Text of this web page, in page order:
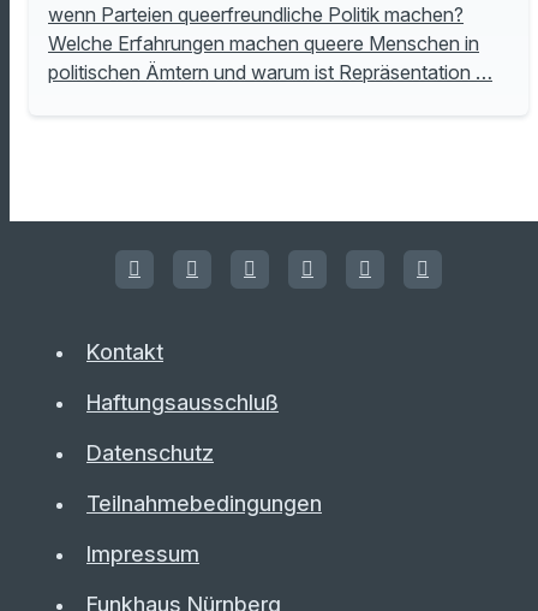
wenn Parteien queerfreundliche Politik machen?
Welche Erfahrungen machen queere Menschen in
politischen Ämtern und warum ist Repräsentation …
Kontakt
Haftungsausschluß
Datenschutz
Teilnahmebedingungen
Impressum
Funkhaus Nürnberg